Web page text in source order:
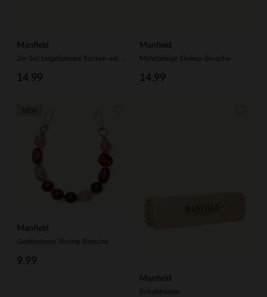
Manfield
14.99
Manfield
Mehrfarbige Shrimp-Brosche
14.99
Manfield
Goldfarbene Shrimp-Brosche
9.99
Manfield
Schuhbürste